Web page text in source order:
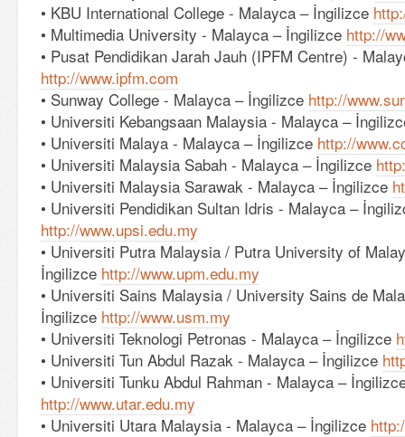
• KBU International College - Malayca – İngilizce
• Multimedia University - Malayca – İngilizce http://
• Pusat Pendidikan Jarah Jauh (IPFM Centre) -
http://www.ipfm.com
• Sunway College - Malayca – İngilizce http://
• Universiti Kebangsaan Malaysia - Malayca –
• Universiti Malaya - Malayca – İngilizce http://
• Universiti Malaysia Sabah - Malayca – İngilizce
• Universiti Malaysia Sarawak - Malayca – İngilizce
• Universiti Pendidikan Sultan Idris - Malayca –
http://www.upsi.edu.my
• Universiti Putra Malaysia / Putra University of
İngilizce http://www.upm.edu.my
• Universiti Sains Malaysia / University Sains de
İngilizce http://www.usm.my
• Universiti Teknologi Petronas - Malayca – İngilizce
• Universiti Tun Abdul Razak - Malayca – İngilizce
• Universiti Tunku Abdul Rahman - Malayca –
http://www.utar.edu.my
• Universiti Utara Malaysia - Malayca – İngilizce